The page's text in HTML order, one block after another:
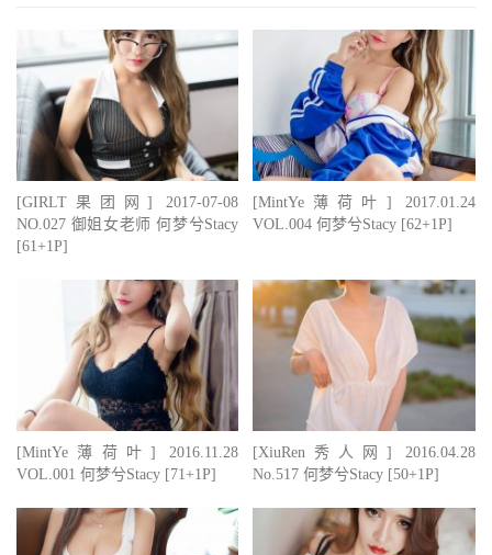
[GIRLT果团网] 2017-07-08
NO.027 御姐女老师 何梦兮Stacy
[61+1P]
[MintYe薄荷叶] 2017.01.24
VOL.004 何梦兮Stacy [62+1P]
[MintYe薄荷叶] 2016.11.28
VOL.001 何梦兮Stacy [71+1P]
[XiuRen秀人网] 2016.04.28
No.517 何梦兮Stacy [50+1P]